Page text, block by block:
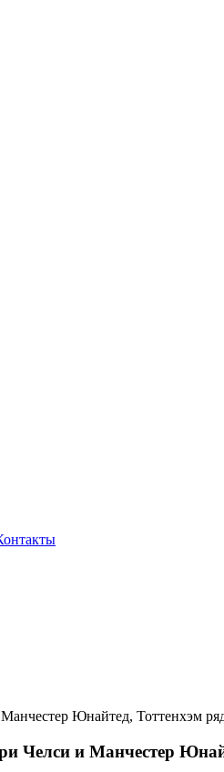
Юнайтед, Тоттенхэм
Челси и Манчестер